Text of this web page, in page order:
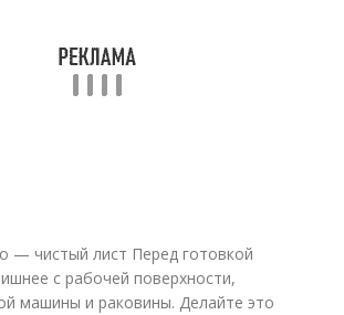
— чистый лист Перед готовкой
с рабочей поверхности,
машины и раковины. Делайте это